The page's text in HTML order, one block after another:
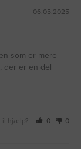
06.05.2025
som er mere
der er en del
til hjælp? 0 0